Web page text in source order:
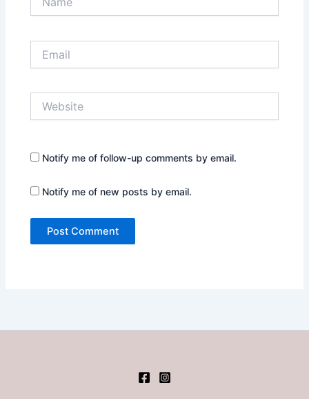
Notify me of follow-up comments by email.
Notify me of new posts by email.